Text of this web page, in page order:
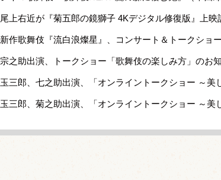
尾上右近が『菊五郎の鏡獅子 4Kデジタル修復版』上
新作歌舞伎『流白浪燦星』、コンサート＆トークショ
宗之助出演、トークショー「歌舞伎の楽しみ方」のお
玉三郎、七之助出演、「オンライントークショー ～美
玉三郎、菊之助出演、「オンライントークショー ～美